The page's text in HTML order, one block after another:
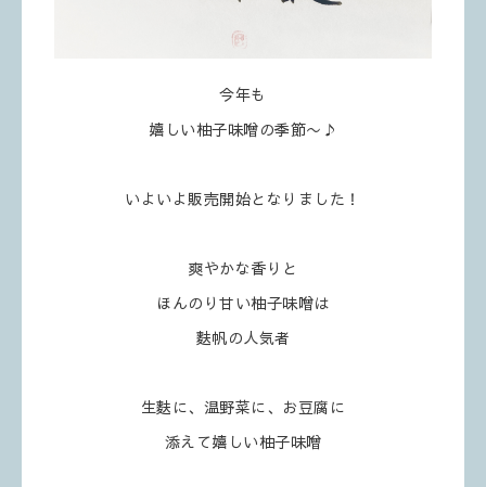
今年も
嬉しい柚子味噌の季節〜♪
いよいよ販売開始となりました！
爽やかな香りと
ほんのり甘い柚子味噌は
麩帆の人気者
生麩に、温野菜に、お豆腐に
添えて嬉しい柚子味噌